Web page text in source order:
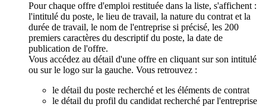
Pour chaque offre d'emploi restituée dans la liste, s'affichent :
l'intitulé du poste, le lieu de travail, la nature du contrat et la
durée de travail, le nom de l'entreprise si précisé, les 200
premiers caractères du descriptif du poste, la date de
publication de l'offre.
Vous accédez au détail d'une offre en cliquant sur son intitulé
ou sur le logo sur la gauche. Vous retrouvez :
le détail du poste recherché et les éléments de contrat
le détail du profil du candidat recherché par l'entreprise